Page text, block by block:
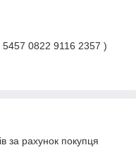
0822 9116 2357 )
за рахунок покупця